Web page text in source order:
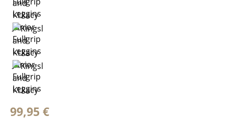
Regulärer Preis:
99,95 €